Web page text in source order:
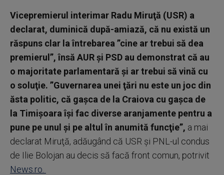
Vicepremierul interimar Radu Miruţă (USR) a
declarat, duminică după-amiază, că nu există un
răspuns clar la întrebarea ”cine ar trebui să dea
premierul”, însă AUR şi PSD au demonstrat că au
o majoritate parlamentară şi ar trebui să vină cu
o soluţie. ”Guvernarea unei ţări nu este un joc din
ăsta politic, că gaşca de la Craiova cu gaşca de
la Timişoara îşi fac diverse aranjamente pentru a
pune pe unul şi pe altul în anumită funcţie”, a mai
declarat Miruţă, adăugând că USR şi PNL-ul condus
de Ilie Bolojan au decis să facă front comun, potrivit
News.ro.